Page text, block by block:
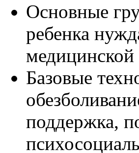
Основные
ребенка
Базовые
поддержка,